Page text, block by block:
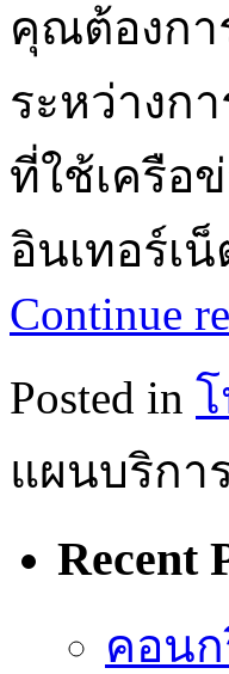
คุณต้องกา
ระหว่างก
ที่ใช้เครือ
อินเทอร์เ
Continue
Posted in
แผนบริกา
Recent
คอน